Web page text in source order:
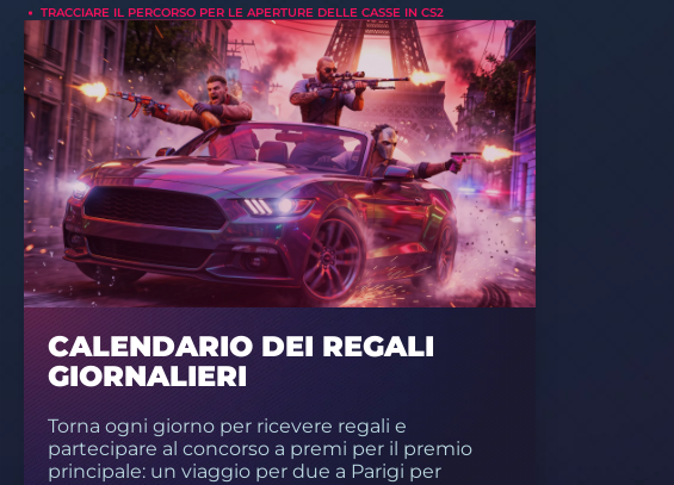
TRACCIARE IL PERCORSO PER LE APERTURE DELLE CASSE IN CS2
CALENDARIO DEI REGALI
GIORNALIERI
Torna ogni giorno per ricevere regali e
partecipare al concorso a premi per il premio
principale: un viaggio per due a Parigi per